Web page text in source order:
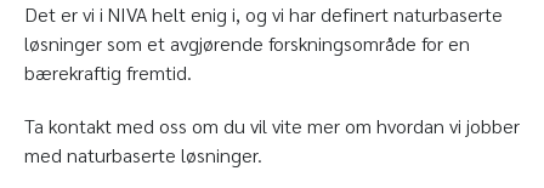
Det er vi i NIVA helt enig i, og vi har definert naturbaserte
løsninger som et avgjørende forskningsområde for en
bærekraftig fremtid.
Ta kontakt med oss om du vil vite mer om hvordan vi jobber
med naturbaserte løsninger.